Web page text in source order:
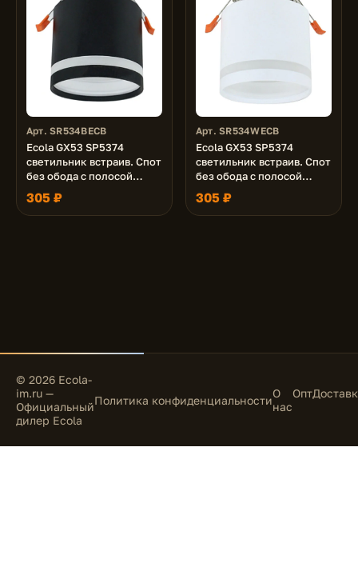
Арт. SR534BECB
Ecola GX53 SP5374
светильник встраив. Спот
без обода с полосой
углубленный Черный
матовый 82х97 (к+)
305 ₽
Арт. SR534WECB
Ecola GX53 SP5374
светильник встраив. Спот
без обода с полосой
углубленный Белый
матовый 82x97 (к+)
305 ₽
© 2026 Ecola-
im.ru —
Официальный
дилер Ecola
Политика конфиденциальностиО
нас
Опт